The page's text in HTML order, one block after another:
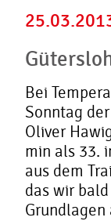
Bei
Sonntag
Oliver
min als 33.
aus dem
das wir